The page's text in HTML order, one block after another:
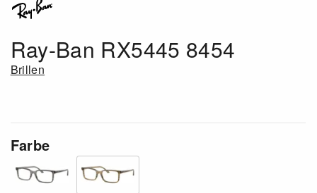
Ray-Ban RX5445 8454
Brillen
Farbe